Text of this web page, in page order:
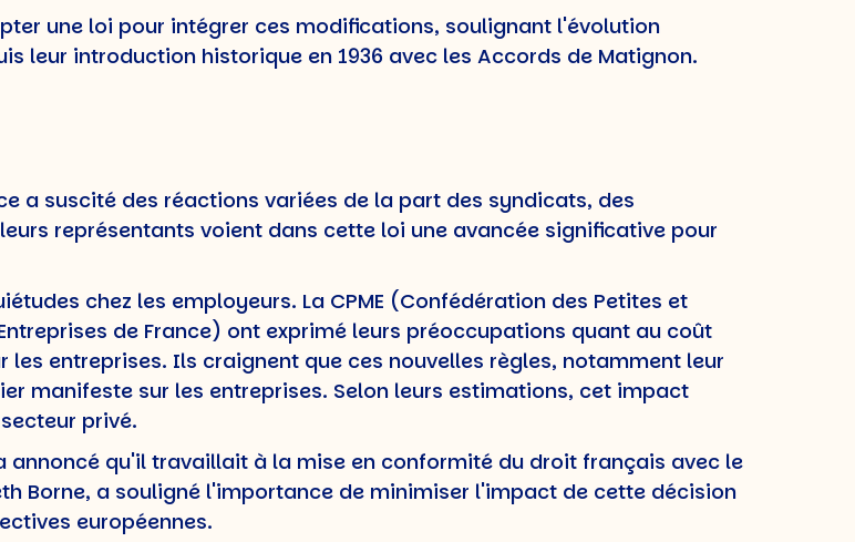
une loi pour intégrer ces modifications, soulignant l'évolution
leur introduction historique en 1936 avec les Accords de Matignon.
a suscité des réactions variées de la part des syndicats, des
représentants voient dans cette loi une avancée significative pour
chez les employeurs. La CPME (Confédération des Petites et
de France) ont exprimé leurs préoccupations quant au coût
entreprises. Ils craignent que ces nouvelles règles, notamment leur
manifeste sur les entreprises. Selon leurs estimations, cet impact
privé.
annoncé qu'il travaillait à la mise en conformité du droit français avec le
Borne, a souligné l'importance de minimiser l'impact de cette décision
européennes.